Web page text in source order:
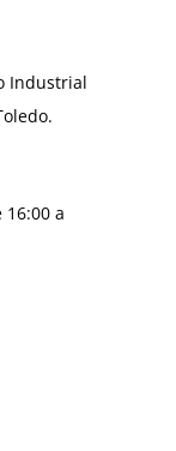
Industrial
16:00 a